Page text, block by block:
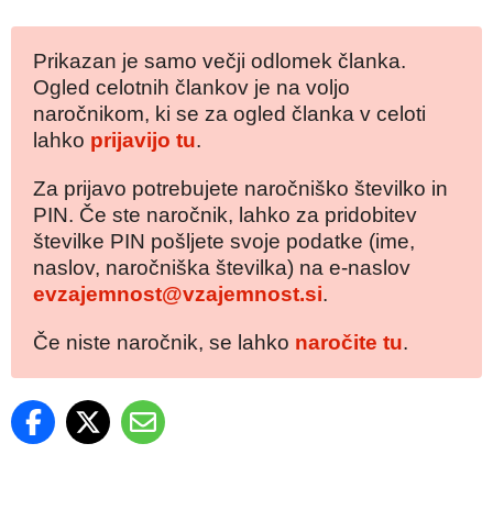
Prikazan je samo večji odlomek članka.
Ogled celotnih člankov je na voljo
naročnikom, ki se za ogled članka v celoti
lahko prijavijo tu.
Za prijavo potrebujete naročniško številko in
PIN. Če ste naročnik, lahko za pridobitev
številke PIN pošljete svoje podatke (ime,
naslov, naročniška številka) na e-naslov
evzajemnost@vzajemnost.si.
Če niste naročnik, se lahko naročite tu.